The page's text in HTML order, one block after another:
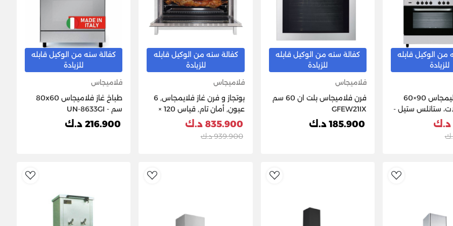
من الوكيل قابله
للزيادة
بوتجاز غاز فليمجاس 90×60
شعلات، ستانلس ستيل -
كفالة سنه من الوكيل قابله
للزيادة
فلاميجاس
فرن فلاميجاس بلت ان 60 سم
GFEW21IX
185.900 د.ك
كفالة سنه من الوكيل قابله
للزيادة
فلاميجاس
بوتجاز و فرن غاز فلايمجاس, 6
عيون, أمان تام, قياس 120 ×
60 سم - ستانلس ستيل
835.900 د.ك
939.900 د.ك
كفالة سنه من الوكيل قابله
للزيادة
فلاميجاس
طباخ غاز فلاميجاس 80x60
سم - UN-8633GI
216.900 د.ك
AddToWishlist
AddToWishlist
AddToWishlist